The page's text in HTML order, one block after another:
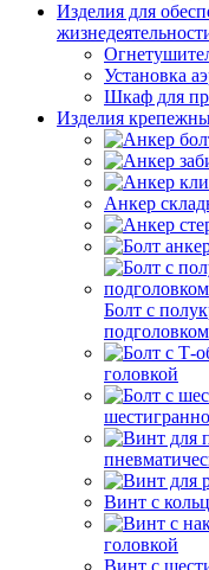
Изделия для
Установка
Шкаф для
Изделия
Анкер
Болт с
подголовком
головкой
Винт с
головкой
Винт с